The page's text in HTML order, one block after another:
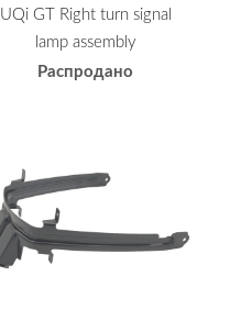
UQi GT Right turn signal
lamp assembly
Распродано